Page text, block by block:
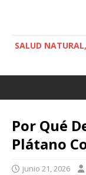
SALUD
Por Qué
Plátano
junio 21, 2026